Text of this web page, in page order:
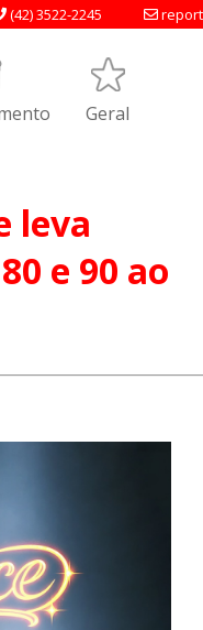
(42) 3522-2245
Geral
leva
e 90 ao